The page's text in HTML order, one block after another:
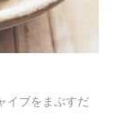
イブをまぶすだ